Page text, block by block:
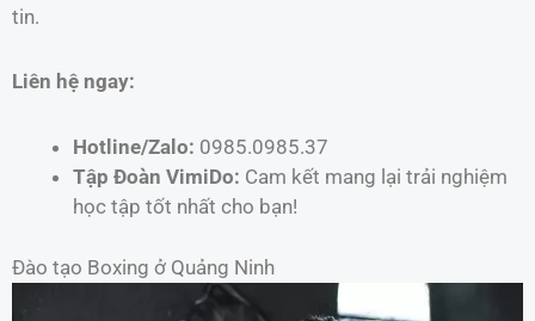
tin.
Liên hệ ngay:
Hotline/Zalo: 0985.0985.37
Tập Đoàn VimiDo: Cam kết mang lại trải nghiệm
học tập tốt nhất cho bạn!
Đào tạo Boxing ở Quảng Ninh